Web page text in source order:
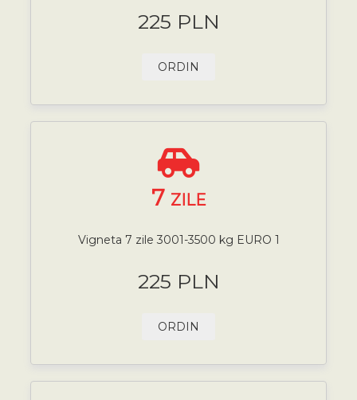
225 PLN
ORDIN
7 ZILE
Vigneta 7 zile 3001-3500 kg EURO 1
225 PLN
ORDIN